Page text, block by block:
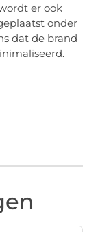
er ook
onder
dat de brand